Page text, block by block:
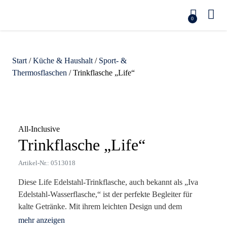
0
Start /Küche & Haushalt / Sport- &
Thermosflaschen / Trinkflasche „Life“
All-Inclusive
Trinkflasche „Life“
Artikel-Nr.: 0513018
Diese Life Edelstahl-Trinkflasche, auch bekannt als „Iva
Edelstahl-Wasserflasche,“ ist der perfekte Begleiter für
kalte Getränke. Mit ihrem leichten Design und dem
sicheren Schraubverschluss lässt sie sich problemlos